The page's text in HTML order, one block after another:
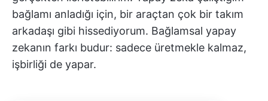
bağlamı anladığı için, bir araçtan çok bir takım
arkadaşı gibi hissediyorum. Bağlamsal yapay
zekanın farkı budur: sadece üretmekle kalmaz,
işbirliği de yapar.